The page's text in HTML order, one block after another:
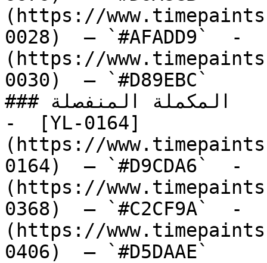
(https://
0028)  — `#AFADD9`  -
(https://
0030)  — `#D89EBC`
### المكملة المنفصلة
-  [YL-0164]
(https://
0164)  — `#D9CDA6`  -
(https://
0368)  — `#C2CF9A`  -
(https://
0406)  — `#D5DAAE`